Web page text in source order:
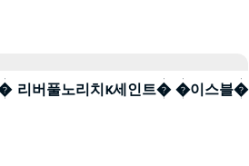
� 리버풀노리치к세인트� �이스블�